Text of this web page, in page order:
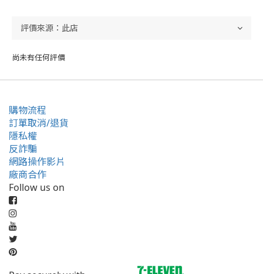
尚未有任何評價
購物流程
訂單取消/退貨
隱私權
反詐騙
網路操作影片
廠商合作
Follow us on